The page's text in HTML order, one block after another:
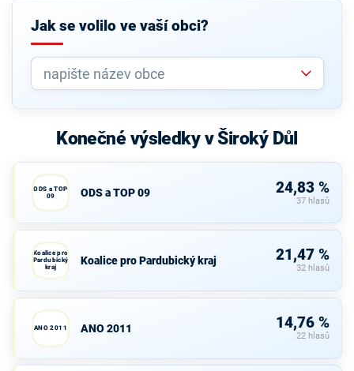
Jak se volilo ve vaší obci?
Konečné výsledky v Široký Důl
ODS a TOP
09
ODS a TOP 09 24,83 %
37 hlasů
Koalice pro
Pardubický
kraj
Koalice pro Pardubický kraj 21,47 %
32 hlasů
ANO 2011 ANO 2011 14,76 %
22 hlasů